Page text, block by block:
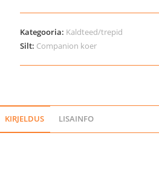
kogus
Kategooria: Kaldteed/trepid
Silt: Companion koer
KIRJELDUS LISAINFO